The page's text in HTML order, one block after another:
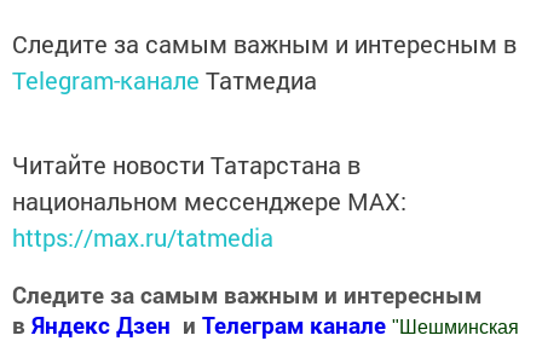
Следите за самым важным и интересным в
Telegram-канале Татмедиа
Читайте новости Татарстана в
национальном мессенджере MАХ:
https://max.ru/tatmedia
Следите за самым важным и интересным
в Яндекс Дзен и Телеграм канале " Шешминская